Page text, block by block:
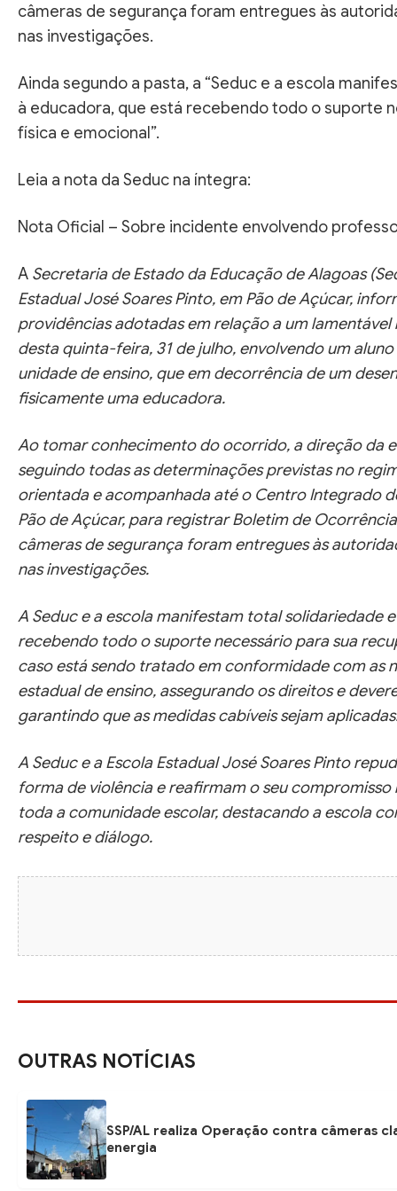
câmeras de segurança foram entregues às
nas investigações.
Ainda segundo a pasta, a “Seduc e a escola
à educadora, que está recebendo todo o suporte
física e emocional”.
Leia a nota da Seduc na íntegra:
Nota Oficial – Sobre incidente envolvendo
A Secretaria de Estado da Educação de Alagoas
Estadual José Soares Pinto, em Pão de Açúcar,
providências adotadas em relação a um
desta quinta-feira, 31 de julho, envolvendo um
unidade de ensino, que em decorrência de um
fisicamente uma educadora.
Ao tomar conhecimento do ocorrido, a direção da
seguindo todas as determinações previstas no
orientada e acompanhada até o Centro Integrado
Pão de Açúcar, para registrar Boletim de
câmeras de segurança foram entregues às
nas investigações.
A Seduc e a escola manifestam total solidariedade
recebendo todo o suporte necessário para sua
caso está sendo tratado em conformidade com as
estadual de ensino, assegurando os direitos e
garantindo que as medidas cabíveis sejam
A Seduc e a Escola Estadual José Soares Pinto
forma de violência e reafirmam o seu compromisso
toda a comunidade escolar, destacando a escola
respeito e diálogo.
OUTRAS NOTÍCIAS
SSP/AL realiza Operação contra câmeras
energia